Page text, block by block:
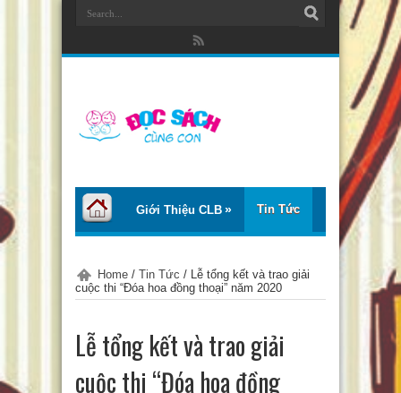
Giới Thiệu CLB Tin Tức
Tư Vấn – Chia Sẻ Thơ – Truyện
Chào Tiếng Việt
Trại Hè Thanh Thiếu Nhi EcoCamp
Home / Tin Tức / Lễ tổng kết và trao giải
cuộc thi “Đóa hoa đồng thoại” năm 2020
Lễ tổng kết và trao giải
cuộc thi “Đóa hoa đồng